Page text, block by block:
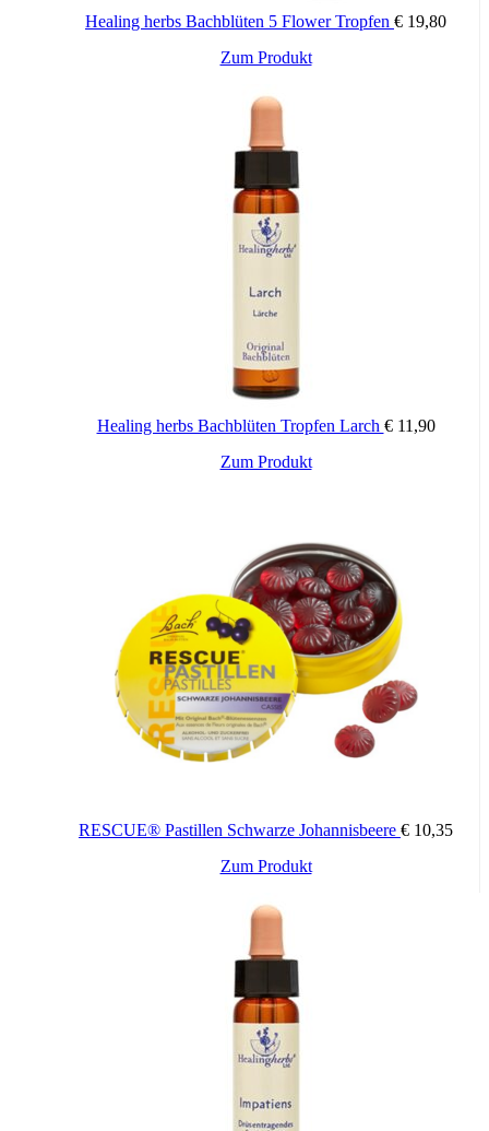
Healing herbs Bachblüten 5 Flower Tropfen € 19,80
Zum Produkt
Healing herbs Bachblüten Tropfen Larch €11,90
Zum Produkt
RESCUE® Pastillen Schwarze Johannisbeere € 10,35
Zum Produkt